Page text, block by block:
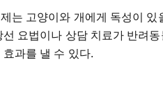
는 고양이와 개에게 독성이
선 요법이나 상담 치료가 반려
과를 낼 수 있다.